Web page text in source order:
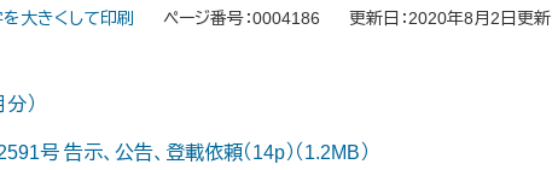
大きくして印刷 ページ番号：0004186 更新日：2020年8月2日更新
）
号 告示、公告、登載依頼（14p）（1.2MB）